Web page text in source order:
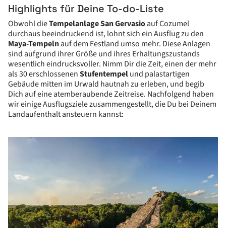
Highlights für Deine To-do-Liste
Obwohl dieTempelanlage San Gervasioauf Cozumel
durchaus beeindruckend ist, lohnt sich ein Ausflug zu den
Maya-Tempelnauf dem Festland umso mehr. Diese Anlagen
sind aufgrund ihrer Größe und ihres Erhaltungszustands
wesentlich eindrucksvoller. Nimm Dir die Zeit, einen der mehr
als 30 erschlossenenStufentempelund palastartigen
Gebäude mitten im Urwald hautnah zu erleben, und begib
Dich auf eine atemberaubende Zeitreise. Nachfolgend haben
wir einige Ausflugsziele zusammengestellt, die Du bei Deinem
Landaufenthalt ansteuern kannst: